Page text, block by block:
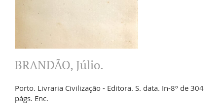
BRANDÃO, Júlio.
Porto. Livraria Civilização - Editora. S. data. In-8º de 304
págs. Enc.